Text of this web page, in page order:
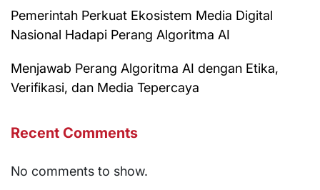
Pemerintah Perkuat Ekosistem Media Digital
Nasional Hadapi Perang Algoritma AI
Menjawab Perang Algoritma AI dengan Etika,
Verifikasi, dan Media Tepercaya
Recent Comments
No comments to show.